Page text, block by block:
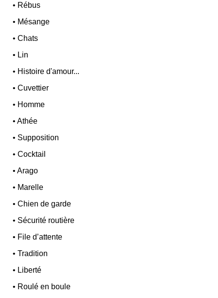
• Rébus
• Mésange
•Chats
• Lin
• Histoire d'amour...
•Cuvettier
• Homme
•Athée
• Supposition
•Cocktail
•Arago
• Marelle
•Chien de garde
• Sécurité routière
• File d’attente
•Tradition
• Liberté
• Roulé en boule